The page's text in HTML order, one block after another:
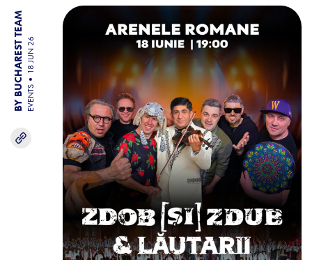
BY BUCHAREST TEAM EVENTS
18 JUN 26